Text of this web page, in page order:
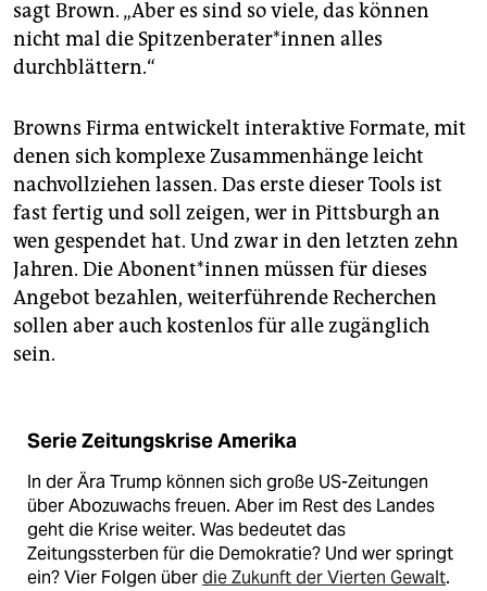
sagt Brown. „Aber es sind so viele, das können
nicht mal die Spitzenberater*innen alles
durchblättern.“
Browns Firma entwickelt interaktive Formate, mit
denen sich komplexe Zusammenhänge leicht
nachvollziehen lassen. Das erste dieser Tools ist
fast fertig und soll zeigen, wer in Pittsburgh an
wen gespendet hat. Und zwar in den letzten zehn
Jahren. Die Abonent*innen müssen für dieses
Angebot bezahlen, weiterführende Recherchen
sollen aber auch kostenlos für alle zugänglich
sein.
Serie Zeitungskrise Amerika
In der Ära Trump können sich große US-Zeitungen
über Abozuwachs freuen. Aber im Rest des Landes
geht die Krise weiter. Was bedeutet das
Zeitungssterben für die Demokratie? Und wer springt
ein? Vier Folgen überdie Zukunft der Vierten Gewalt.